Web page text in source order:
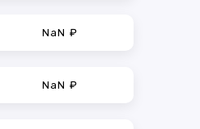
NaN ₽
NaN ₽